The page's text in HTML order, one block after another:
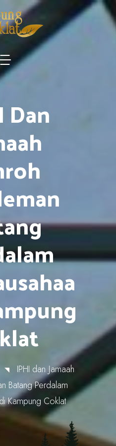
Dan
IPHI dan Jamaah
Batang Perdalam
Kampung Coklat